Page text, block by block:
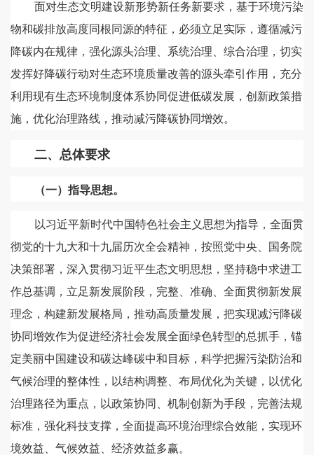
面对生态文明建设新形势新任务新要求，基于环境污染
物和碳排放高度同根同源的特征，必须立足实际，遵循减污
降碳内在规律，强化源头治理、系统治理、综合治理，切实
发挥好降碳行动对生态环境质量改善的源头牵引作用，充分
利用现有生态环境制度体系协同促进低碳发展，创新政策措
施，优化治理路线，推动减污降碳协同增效。
二、总体要求
（一）指导思想。
以习近平新时代中国特色社会主义思想为指导，全面贯
彻党的十九大和十九届历次全会精神，按照党中央、国务院
决策部署，深入贯彻习近平生态文明思想，坚持稳中求进工
作总基调，立足新发展阶段，完整、准确、全面贯彻新发展
理念，构建新发展格局，推动高质量发展，把实现减污降碳
协同增效作为促进经济社会发展全面绿色转型的总抓手，锚
定美丽中国建设和碳达峰碳中和目标，科学把握污染防治和
气候治理的整体性，以结构调整、布局优化为关键，以优化
治理路径为重点，以政策协同、机制创新为手段，完善法规
标准，强化科技支撑，全面提高环境治理综合效能，实现环
境效益、气候效益、经济效益多赢。